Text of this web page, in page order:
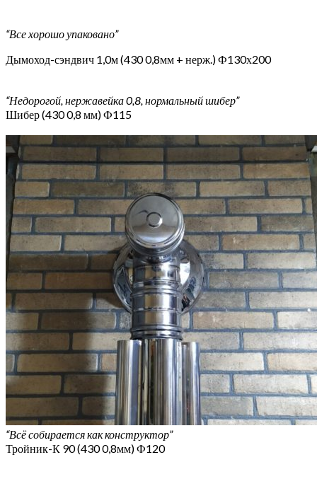
“Все хорошо упаковано”
Дымоход-сэндвич 1,0м (430 0,8мм + нерж.) Ф130х200
“Недорогой, нержавейка 0,8, нормальный шибер”
Шибер (430 0,8 мм) Ф115
“Всё собирается как конструктор”
Тройник-К 90 (430 0,8мм) Ф120